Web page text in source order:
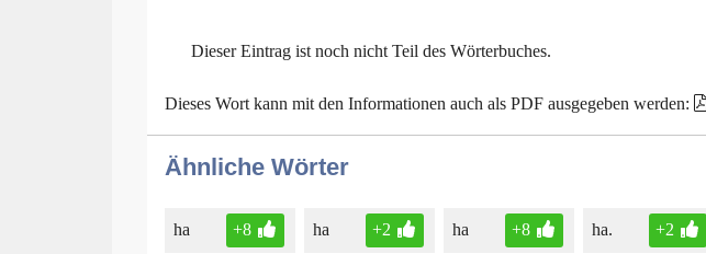
Dieser Eintrag ist noch nicht Teil des Wörterbuches.
Dieses Wort kann mit den Informationen auch als PDF ausgegeben werden:
Ähnliche Wörter
ha +8 ha +2 ha +8 ha. +2